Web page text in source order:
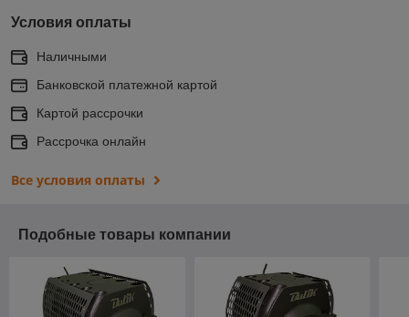
Условия оплаты
Наличными
Банковской платежной картой
Картой рассрочки
Рассрочка онлайн
Все условия оплаты
Подобные товары компании